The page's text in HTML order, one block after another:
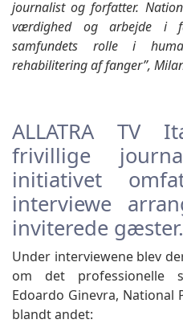
journalist og forfatter.
værdighed og arbejde i
samfundets rolle i
rehabilitering af fanger”,
ALLATRA TV
frivillige
initiativet
interviewe
inviterede gæster.
Under interviewene blev
om det professionelle
Edoardo Ginevra,
blandt andet: